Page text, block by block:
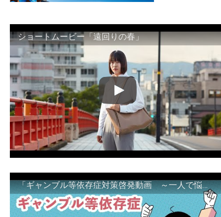
ショートムービー「遠回りの春」
「ギャンブル等依存症対策啓発動画 ～一人で悩まず、家族で悩まず、まず！相談機関へ～」